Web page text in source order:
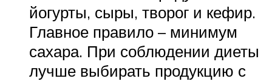
йогурты, сыры, творог и кефир.
Главное правило – минимум
сахара. При соблюдении диеты
лучше выбирать продукцию с